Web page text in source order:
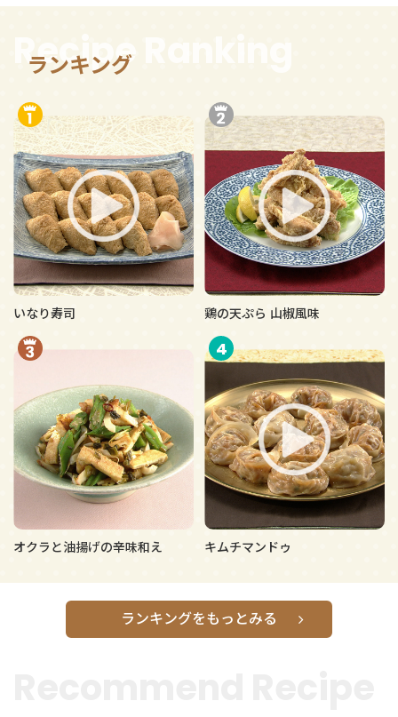
ランキング
Recipe Ranking
いなり寿司 鶏の天ぷら 山椒風味
オクラと油揚げの辛味和え
4
キムチマンドゥ
ランキングをもっとみる